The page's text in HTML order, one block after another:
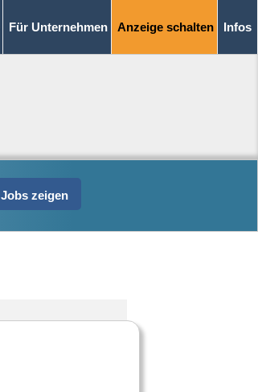
Für Unternehmen Anzeige schalten Infos